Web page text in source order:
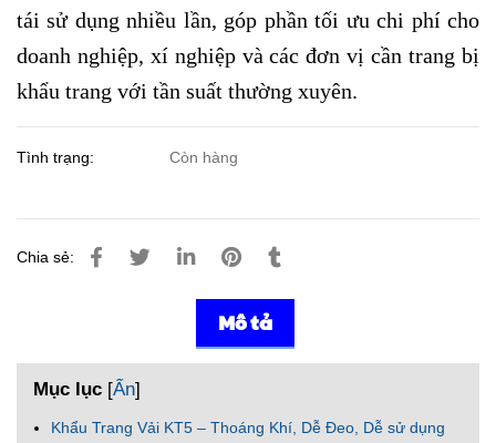
tái sử dụng nhiều lần, góp phần tối ưu chi phí cho
doanh nghiệp, xí nghiệp và các đơn vị cần trang bị
khẩu trang với tần suất thường xuyên.
Tình trạng: Còn hàng
Chia sẻ:
Mô tả
Mục lục [Ẩn]
Khẩu Trang Vải KT5 – Thoáng Khí, Dễ Đeo, Dễ sử dụng